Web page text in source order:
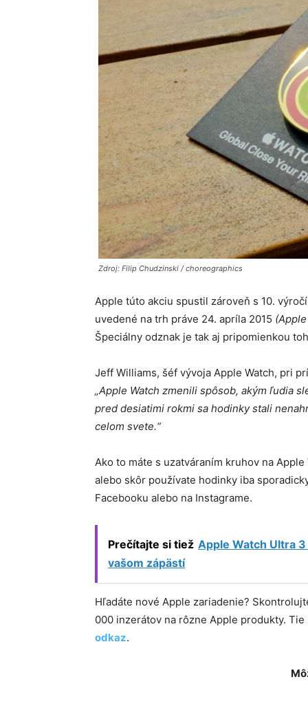
Zdroj: Filip Chudzinski / choreographics
Apple túto akciu spustil zároveň s 10.
uvedené na trh práve 24. apríla 2015
Špeciálny odznak je tak aj pripomienkou
Jeff Williams, šéf vývoja Apple Watch, pri
„Apple Watch zmenili spôsob, akým ľudia
pred desiatimi rokmi sa hodinky stali
celom svete.“
Ako to máte s uzatváraním kruhov na
alebo skôr používate hodinky iba
Facebooku alebo na Instagrame.
Prečítajte si tiež Apple Watch Ultra
vašom zápästí
Hľadáte nové Apple zariadenie?
000 inzerátov na rôzne Apple produkty.
odkaz.